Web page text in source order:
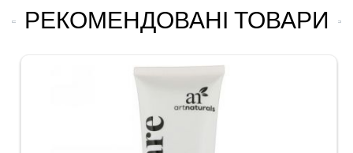
РЕКОМЕНДОВАНІ ТОВАРИ